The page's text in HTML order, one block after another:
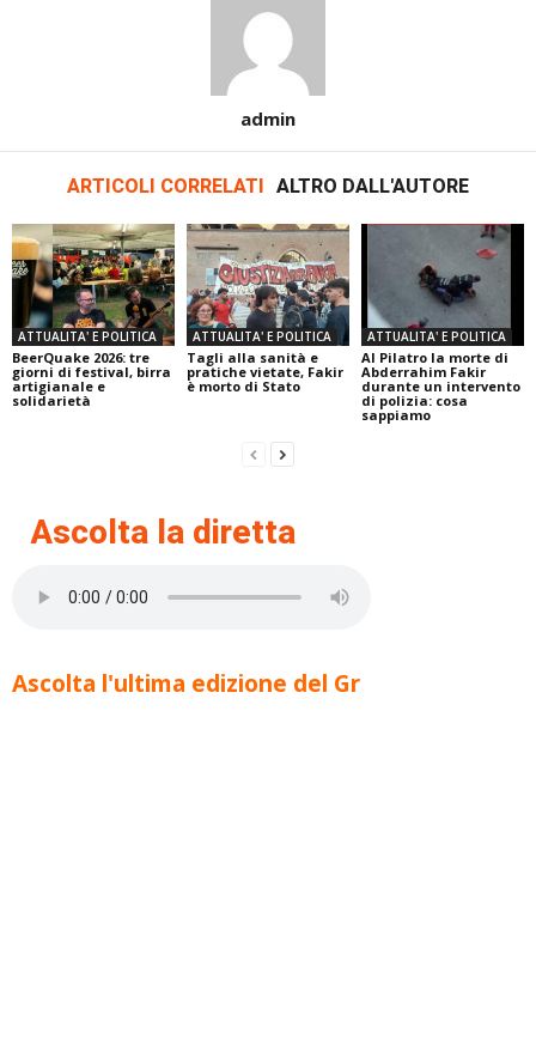
admin
ARTICOLI CORRELATI ALTRO DALL'AUTORE
ATTUALITA' E POLITICA
BeerQuake 2026: tre
giorni di festival, birra
artigianale e
solidarietà
ATTUALITA' E POLITICA
Tagli alla sanità e
pratiche vietate, Fakir
è morto di Stato
ATTUALITA' E POLITICA
Al Pilatro la morte di
Abderrahim Fakir
durante un intervento
di polizia: cosa
sappiamo
Ascolta la diretta
Ascolta l'ultima edizione del Gr